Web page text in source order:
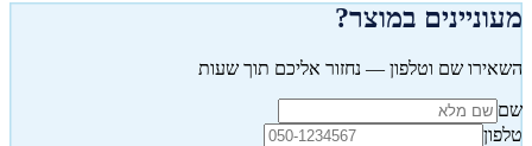
מעוניינים במוצר?
השאירו שם וטלפון — נחזור אליכם תוך שעות
שם
טלפון